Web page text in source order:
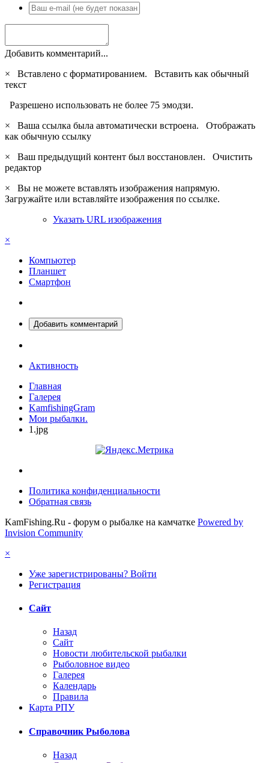
Добавить комментарий...
×
Вставлено с форматированием. Вставить как обычный
текст
Разрешено использовать не более 75 эмодзи.
×
Ваша ссылка была автоматически встроена. Отображать
как обычную ссылку
×
Ваш предыдущий контент был восстановлен. Очистить
редактор
×
Вы не можете вставлять изображения напрямую.
Загружайте или вставляйте изображения по ссылке.
Указать URL изображения
×
Компьютер
Планшет
Смартфон
Добавить комментарий
Активность
Главная
Галерея
KamfishingGram
Мои рыбалки.
1.jpg
Политика конфиденциальности
Обратная связь
KamFishing.Ru - форум о рыбалке на камчатке Powered by
Invision Community
×
Уже зарегистрированы? Войти
Регистрация
Сайт
Назад
Сайт
Новости любительской рыбалки
Рыболовное видео
Галерея
Календарь
Правила
Карта РПУ
Справочник Рыболова
Назад